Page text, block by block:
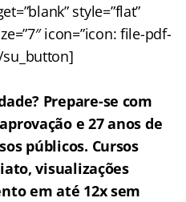
style=”flat”
icon=”icon: file-pdf-
su_button]
Prepare-se com
e 27 anos de
públicos. Cursos
visualizações
em até 12x sem